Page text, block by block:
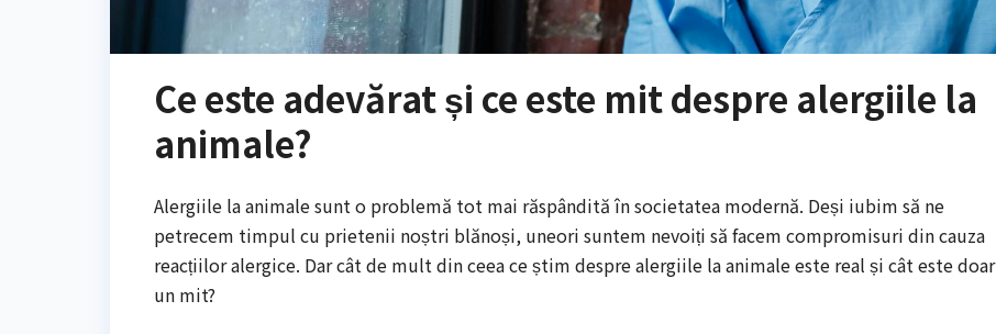
Ce este adevărat și ce este mit despre alergiile la
animale?
Alergiile la animale sunt o problemă tot mai răspândită în societatea modernă. Deși iubim să ne
petrecem timpul cu prietenii noștri blănoși, uneori suntem nevoiți să facem compromisuri din cauza
reacțiilor alergice. Dar cât de mult din ceea ce știm despre alergiile la animale este real și cât este doar
un mit?